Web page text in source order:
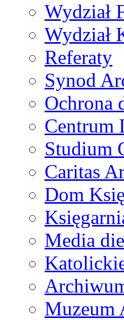
Wydział
Wydział
Referaty
Synod
Ochrona
Centrum
Studium
Caritas
Dom
Media
Muzeum